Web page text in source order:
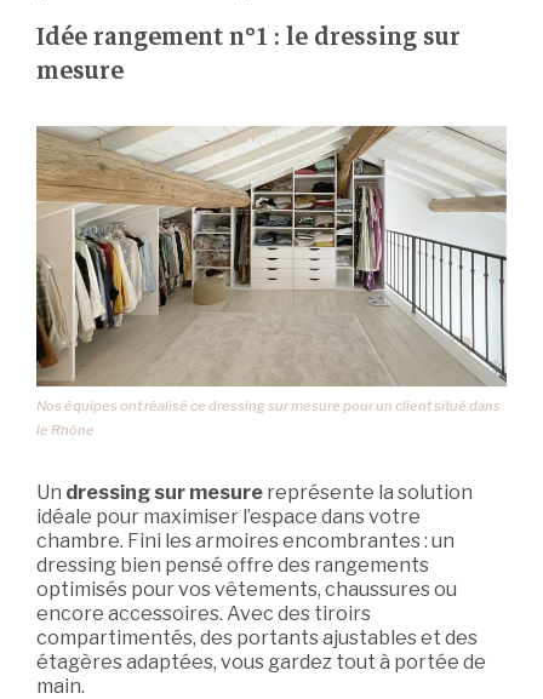
Idée rangement n°1 : le dressing sur
mesure
Nos équipes ont réalisé ce dressing sur mesure pour un client situé dans
le Rhône
Un dressing sur mesure représente la solution
idéale pour maximiser l’espace dans votre
chambre. Fini les armoires encombrantes : un
dressing bien pensé offre des rangements
optimisés pour vos vêtements, chaussures ou
encore accessoires. Avec des tiroirs
compartimentés, des portants ajustables et des
étagères adaptées, vous gardez tout à portée de
main.